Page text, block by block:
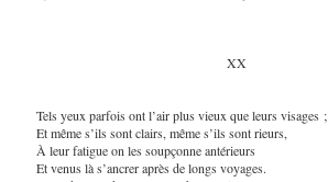
XX
Tels yeux parfois ont l’air plus vieux que leurs visages ;
Et même s’ils sont clairs, même s’ils sont rieurs,
À leur fatigue on les soupçonne antérieurs
Et venus là s’ancrer après de longs voyages.